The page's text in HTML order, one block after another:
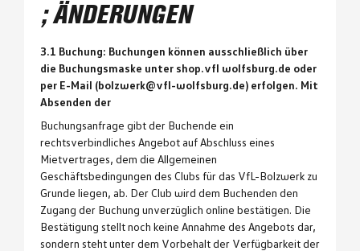
; ÄNDERUNGEN
3.1 Buchung: Buchungen können ausschließlich über
die Buchungsmaske unter shop.vfl wolfsburg.de oder
per E-Mail (bolzwerk@vfl-wolfsburg.de) erfolgen. Mit
Absenden der
Buchungsanfrage gibt der Buchende ein
rechtsverbindliches Angebot auf Abschluss eines
Mietvertrages, dem die Allgemeinen
Geschäftsbedingungen des Clubs für das VfL-Bolzwerk zu
Grunde liegen, ab. Der Club wird dem Buchenden den
Zugang der Buchung unverzüglich online bestätigen. Die
Bestätigung stellt noch keine Annahme des Angebots dar,
sondern steht unter dem Vorbehalt der Verfügbarkeit der